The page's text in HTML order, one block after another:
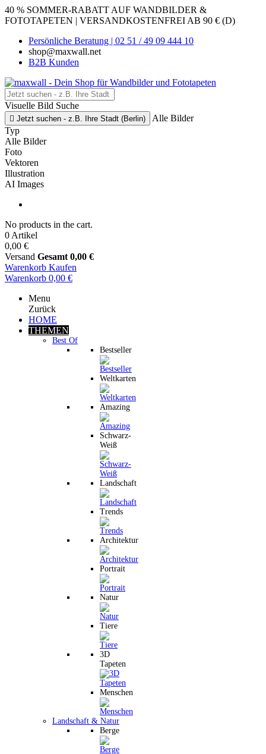
40 % SOMMER-RABATT AUF WANDBILDER &
FOTOTAPETEN | VERSANDKOSTENFREI AB 90 € (D)
Persönliche Beratung | 02 51 / 49 09 444 10
shop@maxwall.net
B2B Kunden
Visuelle Bild Suche
 Jetzt suchen - z.B. Ihre Stadt (Berlin)
Alle Bilder
Typ
Alle Bilder
Foto
Vektoren
Illustration
AI Images
No products in the cart.
0 Artikel
0,00 €
Versand Gesamt 0,00 €
Warenkorb Kaufen
Warenkorb 0,00 €
Menu
Zurück
HOME
THEMEN
Best Of
Bestseller
Weltkarten
Amazing
Schwarz-
Weiß
Landschaft
Trends
Architektur
Portrait
Natur
Tiere
3D
Tapeten
Menschen
Landschaft & Natur
Berge